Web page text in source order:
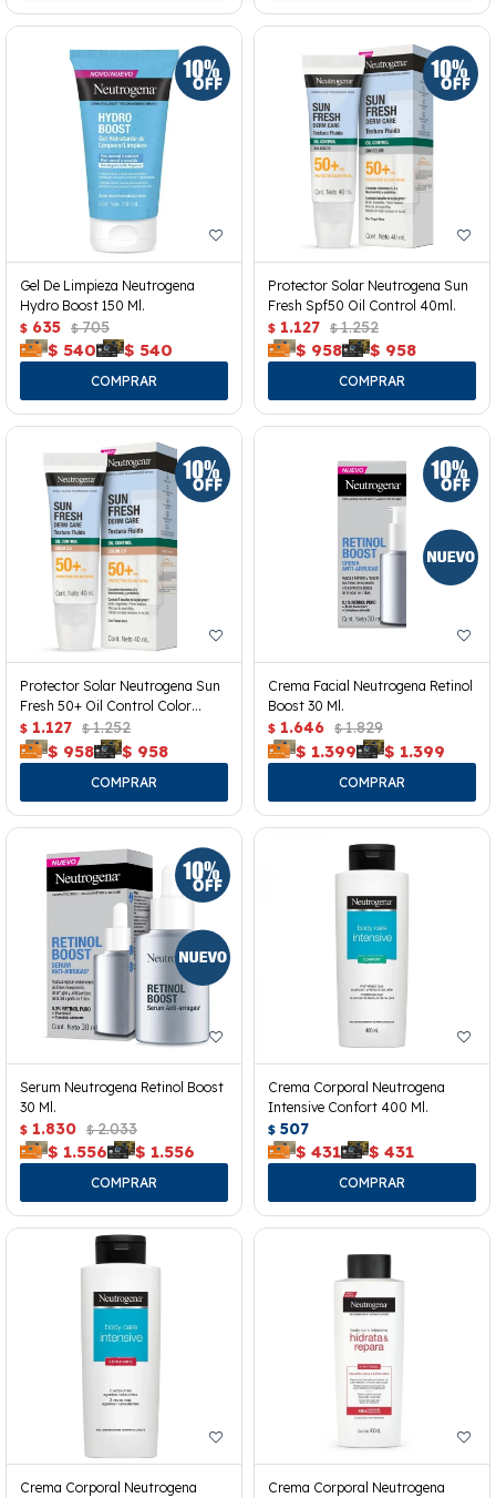
Gel De Limpieza Neutrogena
Hydro Boost 150 Ml.
$ 635 $ 705
$ 540 $ 540
Protector Solar Neutrogena Sun
Fresh Spf50 Oil Control 40ml.
$ 1.127 $ 1.252
$ 958 $ 958
Protector Solar Neutrogena Sun
Fresh 50+ Oil Control Color
40ml.
$ 1.127 $ 1.252
$ 958 $ 958
Crema Facial Neutrogena Retinol
Boost 30 Ml.
$ 1.646 $ 1.829
$ 1.399 $ 1.399
Serum Neutrogena Retinol Boost
30 Ml.
$ 1.830 $ 2.033
$ 1.556 $ 1.556
Crema Corporal Neutrogena
Intensive Confort 400 Ml.
$ 507
$ 431 $ 431
Crema Corporal Neutrogena
Crema Corporal Neutrogena